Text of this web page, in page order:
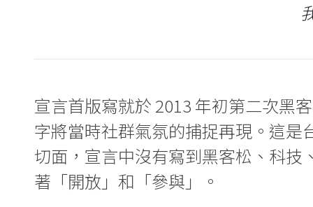
宣言首版寫就於 2013 年初第二次黑
字將當時社群氣氛的捕捉再現。這
切面，宣言中沒有寫到黑客松、科
著「開放」和「參與」。